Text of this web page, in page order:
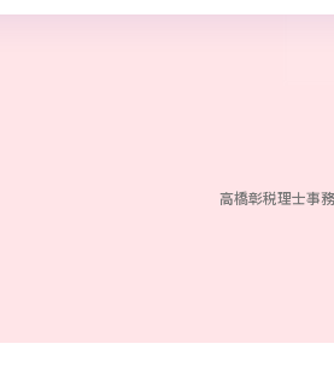
高橋彰税理士事務